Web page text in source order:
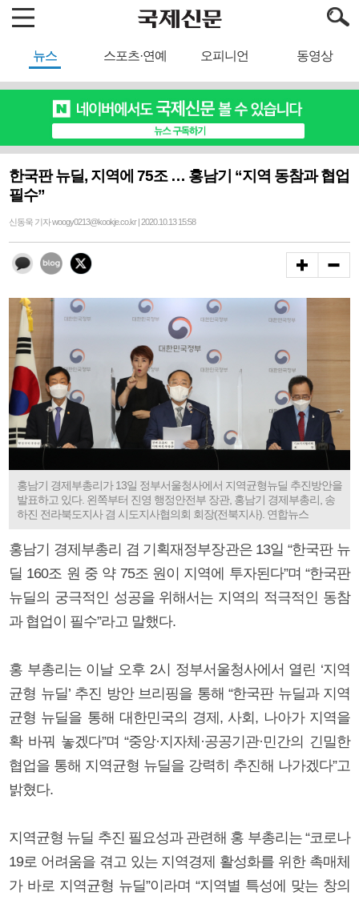
뉴스 스포츠·연예 오피니언 동영상
한국판 뉴딜, 지역에 75조 … 홍남기 “지역 동참과 협업
필수”
신동욱 기자 woogy0213@kookje.co.kr | 2020.10.13 15:58
홍남기 경제부총리가 13일 정부서울청사에서 지역균형뉴딜 추진방안을
발표하고 있다. 왼쪽부터 진영 행정안전부 장관, 홍남기 경제부총리, 송
하진 전라북도지사 겸 시도지사협의회 회장(전북지사). 연합뉴스
홍남기 경제부총리 겸 기획재정부장관은 13일 “한국판 뉴
딜 160조 원 중 약 75조 원이 지역에 투자된다”며 “한국판
뉴딜의 궁극적인 성공을 위해서는 지역의 적극적인 동참
과 협업이 필수”라고 말했다.
홍 부총리는 이날 오후 2시 정부서울청사에서 열린 ‘지역
균형 뉴딜’ 추진 방안 브리핑을 통해 “한국판 뉴딜과 지역
균형 뉴딜을 통해 대한민국의 경제, 사회, 나아가 지역을
확 바꿔 놓겠다”며 “중앙·지자체·공공기관·민간의 긴밀한
협업을 통해 지역균형 뉴딜을 강력히 추진해 나가겠다”고
밝혔다.
지역균형 뉴딜 추진 필요성과 관련해 홍 부총리는 “코로나
19로 어려움을 겪고 있는 지역경제 활성화를 위한 촉매체
가 바로 지역균형 뉴딜”이라며 “지역별 특성에 맞는 창의